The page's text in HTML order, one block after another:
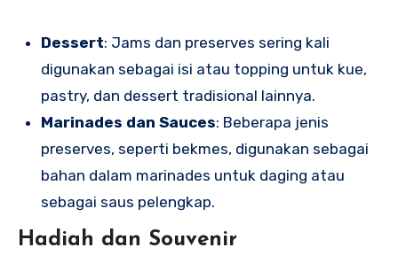
Dessert: Jams dan preserves sering kali
digunakan sebagai isi atau topping untuk kue,
pastry, dan dessert tradisional lainnya.
Marinades dan Sauces: Beberapa jenis
preserves, seperti bekmes, digunakan sebagai
bahan dalam marinades untuk daging atau
sebagai saus pelengkap.
Hadiah dan Souvenir